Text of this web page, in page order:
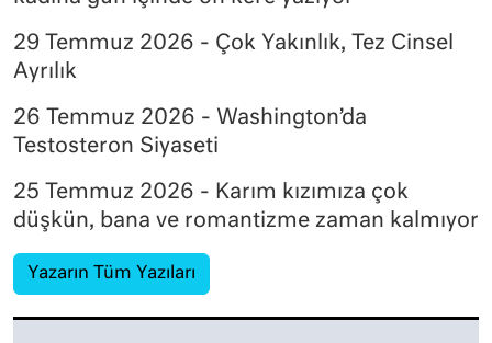
29 Temmuz 2026 - Çok Yakınlık, Tez Cinsel
Ayrılık
26 Temmuz 2026 - Washington’da
Testosteron Siyaseti
25 Temmuz 2026 - Karım kızımıza çok
düşkün, bana ve romantizme zaman kalmıyor
Yazarın Tüm Yazıları